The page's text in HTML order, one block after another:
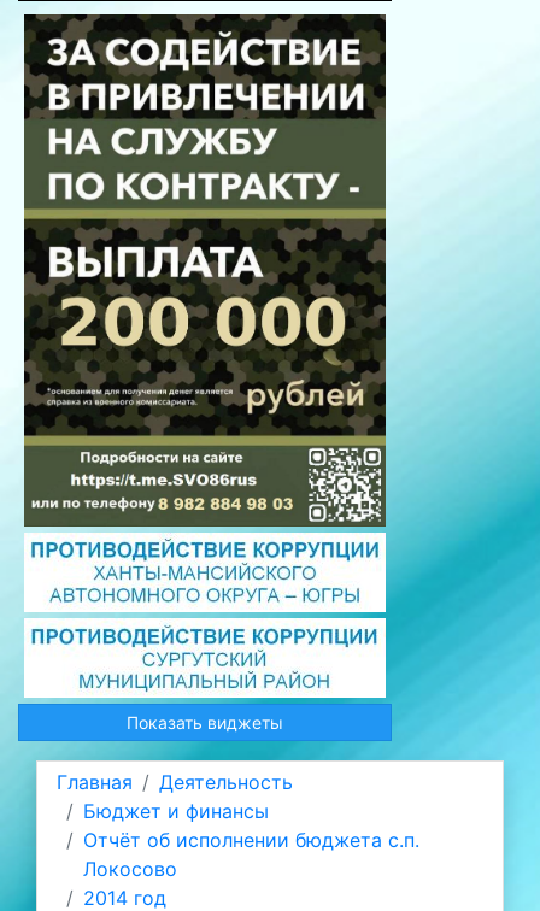
Показать виджеты
Главная
Деятельность
Бюджет и финансы
Отчёт об исполнении бюджета с.п.
Локосово
2014 год